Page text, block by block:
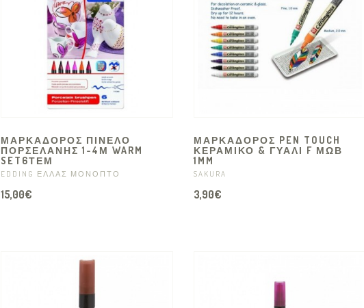
ΜΑΡΚΑΔΟΡΟΣ ΠΙΝΕΛΟ
ΠΟΡΣΕΛΑΝΗΣ 1-4Μ WARM
SET6ΤΕΜ
EDDING ΕΛΛΑΣ ΜΟΝΟΠΤΟ
15,00€
ΜΑΡΚΑΔΟΡΟΣ PEN TOUCH
ΚΕΡΑΜΙΚΟ & ΓΥΑΛΙ F ΜΩΒ
1MM
SAKURA
3,90€